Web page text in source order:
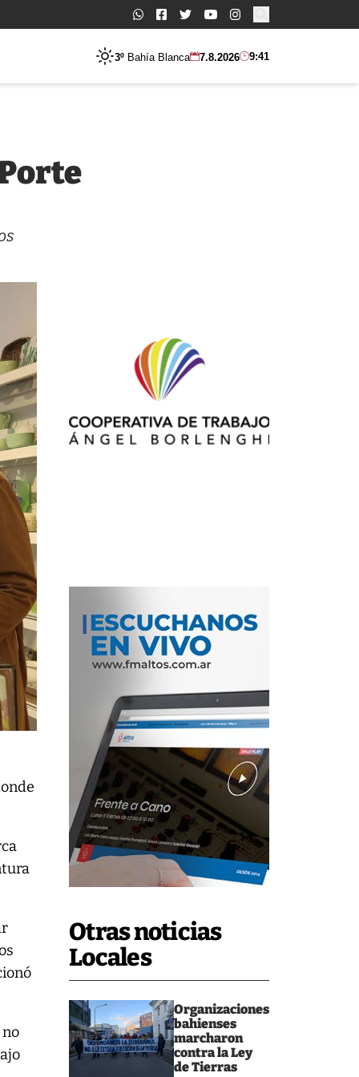
Buscar:
3º Bahía Blanca 7.8.2026 9:41
Otras noticias
Locales
Organizaciones
bahienses
marcharon
contra la Ley
de Tierras